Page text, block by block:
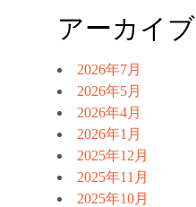
アーカイブ
2026年7月
2026年5月
2026年4月
2026年1月
2025年12月
2025年11月
2025年10月